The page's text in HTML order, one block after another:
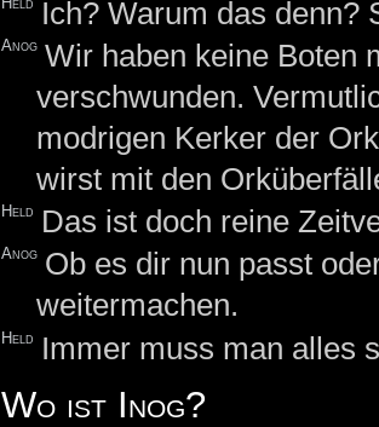
Ich? Warum das denn?
Anog Wir haben keine Boten
verschwunden.
modrigen Kerker der
wirst mit den
Held Das ist doch reine
Anog Ob es dir nun passt
weitermachen.
Held Immer muss man alles
Wo ist Inog?